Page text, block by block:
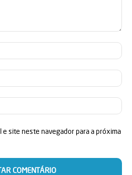
E-
e site neste navegador para a próxima